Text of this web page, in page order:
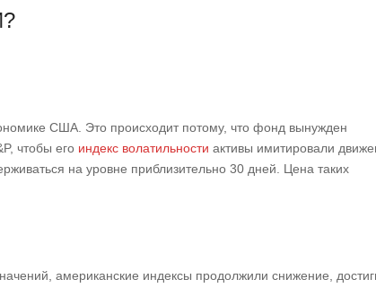
США. Это происходит потому, что фонд вынужден
чтобы его индекс волатильности активы имитировали
на уровне приблизительно 30 дней. Цена таких
американские индексы продолжили снижение,